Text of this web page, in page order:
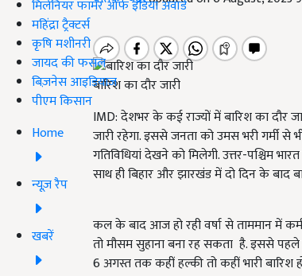
मिलेनियर फार्मर ऑफ इंडिया अवॉर्ड
महिंद्रा ट्रैक्टर्स
कृषि मशीनरी
जायद की फसल
बिज़नेस आइडियाज
पीएम किसान
Home
न्यूज़ रैप
खबरें
बारिश का दौर जारी
IMD: देशभर के कई राज्यों में बारिश का दौर
जारी रहेगा. इससे जनता को उमस भरी गर्मी
गतिविधियां देखने को मिलेगी. उत्तर-पश्चिम
साथ ही बिहार और झारखंड में दो दिन के बाद
कल के बाद आज हो रही वर्षा से ताममान में
तो मौसम सुहाना बना रह सकता है. इससे
6 अगस्त तक कहीं हल्की तो कहीं भारी बारिश